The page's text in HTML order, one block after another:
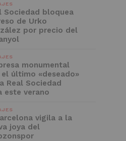
Sociedad bloquea
de Urko
por precio del
monumental
el último «deseado»
Real Sociedad
este verano
vigila a la
joya del